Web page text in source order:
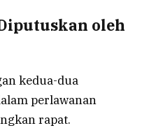
oleh
kedua-dua
perlawanan
rapat.